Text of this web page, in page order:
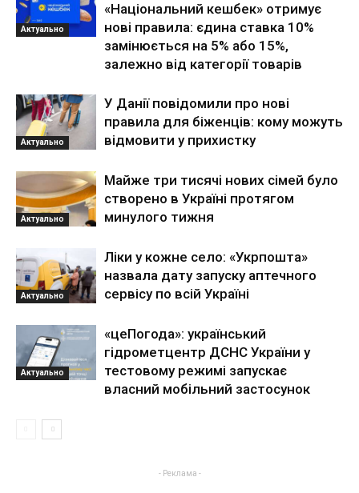
Актуально
«Національний кешбек» отримує
нові правила: єдина ставка 10%
замінюється на 5% або 15%,
залежно від категорії товарів
Актуально
У Данії повідомили про нові
правила для біженців: кому можуть
відмовити у прихистку
Актуально
Майже три тисячі нових сімей було
створено в Україні протягом
минулого тижня
Актуально
Ліки у кожне село: «Укрпошта»
назвала дату запуску аптечного
сервісу по всій Україні
Актуально
«цеПогода»: український
гідрометцентр ДСНС України у
тестовому режимі запускає
власний мобільний застосунок
- Реклама -